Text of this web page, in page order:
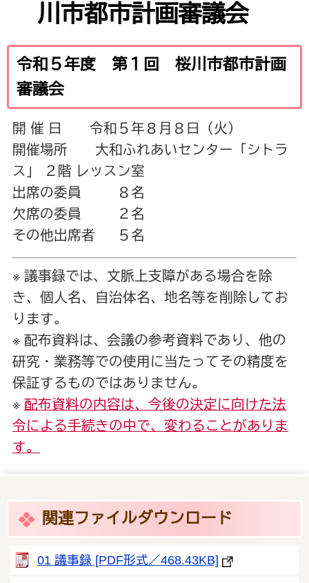
川市都市計画審議会
令和５年度 第１回 桜川市都市計画
審議会
開 催 日 令和５年８月８日（火）
開催場所 大和ふれあいセンター「シトラ
ス」 ２階 レッスン室
出席の委員 ８名
欠席の委員 ２名
その他出席者 ５名
※ 議事録では、文脈上支障がある場合を除
き、個人名、自治体名、地名等を削除してお
ります。
※ 配布資料は、会議の参考資料であり、他の
研究・業務等での使用に当たってその精度を
保証するものではありません。
※ 配布資料の内容は、今後の決定に向けた法
令による手続きの中で、変わることがありま
す。
関連ファイルダウンロード
01 議事録 [PDF形式／468.43KB]